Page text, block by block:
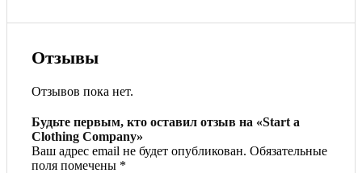
Отзывы
Отзывов пока нет.
Будьте первым, кто оставил отзыв на «Start a
Clothing Company»
Ваш адрес email не будет опубликован. Обязательные
поля помечены *